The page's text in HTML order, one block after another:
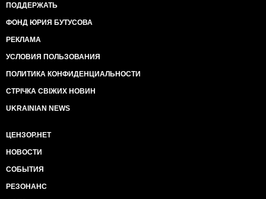
ПОДДЕРЖАТЬ
ФОНД ЮРИЯ БУТУСОВА
РЕКЛАМА
УСЛОВИЯ ПОЛЬЗОВАНИЯ
ПОЛИТИКА КОНФИДЕНЦИАЛЬНОСТИ
СТРІЧКА СВІЖИХ НОВИН
UKRAINIAN NEWS
ЦЕНЗОР.НЕТ
НОВОСТИ
СОБЫТИЯ
РЕЗОНАНС